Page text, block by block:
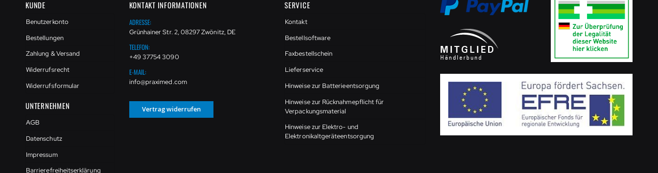
KUNDE
Benutzerkonto
Bestellungen
Zahlung & Versand
Widerrufsrecht
Widerrufsformular
UNTERNEHMEN
AGB
Datenschutz
Impressum
Barrierefreiheitserklärung
KONTAKT INFORMATIONEN
ADRESSE:
Grünhainer Str. 2, 08297 Zwönitz, DE
TELEFON:
+49 37754 3090
E-MAIL:
info@praximed.com
Vertrag widerrufen
SERVICE
Kontakt
Bestellsoftware
Faxbestellschein
Lieferservice
Hinweise zur Batterieentsorgung
Hinweise zur Rücknahmepflicht für
Verpackungsmaterial
Hinweise zur Elektro- und
Elektronikaltgeräteentsorgung